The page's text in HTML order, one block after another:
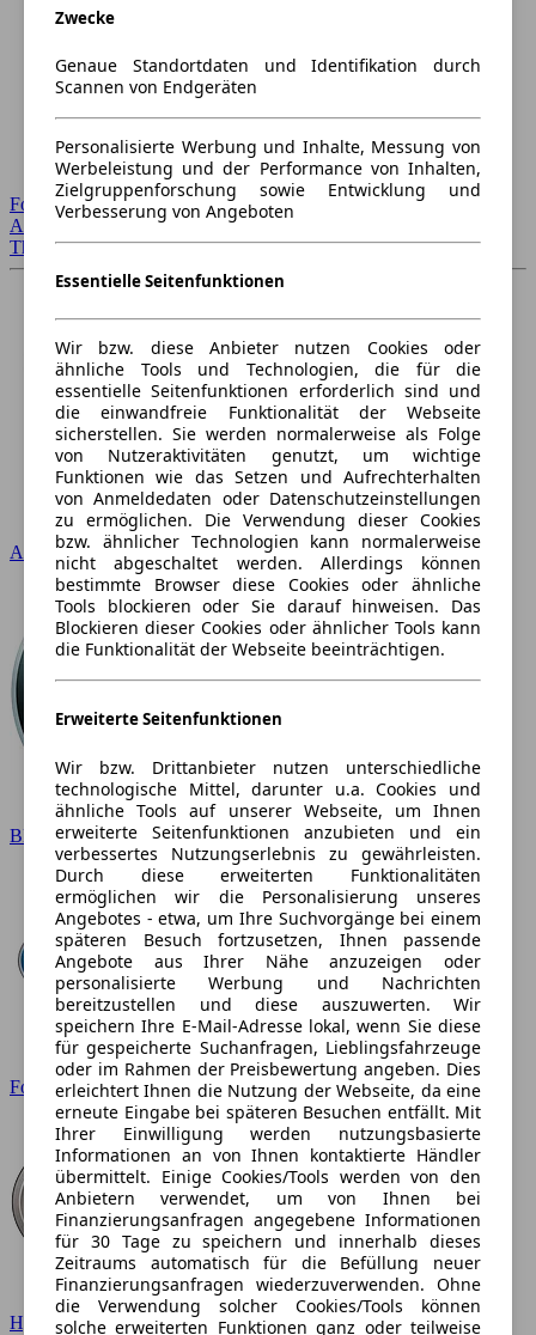
Forum Startseite
Alle Auto-Foren
Themen-Forum
Audi
BMW
Ford
Hyundai
Zwecke
Genaue Standortdaten und Identifikation durch
Scannen von Endgeräten
Personalisierte Werbung und Inhalte, Messung von
Werbeleistung und der Performance von Inhalten,
Zielgruppenforschung sowie Entwicklung und
Verbesserung von Angeboten
Essentielle Seitenfunktionen
Wir bzw. diese Anbieter nutzen Cookies oder
ähnliche Tools und Technologien, die für die
essentielle Seitenfunktionen erforderlich sind und
die einwandfreie Funktionalität der Webseite
sicherstellen. Sie werden normalerweise als Folge
von Nutzeraktivitäten genutzt, um wichtige
Funktionen wie das Setzen und Aufrechterhalten
von Anmeldedaten oder Datenschutzeinstellungen
zu ermöglichen. Die Verwendung dieser Cookies
bzw. ähnlicher Technologien kann normalerweise
nicht abgeschaltet werden. Allerdings können
bestimmte Browser diese Cookies oder ähnliche
Tools blockieren oder Sie darauf hinweisen. Das
Blockieren dieser Cookies oder ähnlicher Tools kann
die Funktionalität der Webseite beeinträchtigen.
Erweiterte Seitenfunktionen
Wir bzw. Drittanbieter nutzen unterschiedliche
technologische Mittel, darunter u.a. Cookies und
ähnliche Tools auf unserer Webseite, um Ihnen
erweiterte Seitenfunktionen anzubieten und ein
verbessertes Nutzungserlebnis zu gewährleisten.
Durch diese erweiterten Funktionalitäten
ermöglichen wir die Personalisierung unseres
Angebotes - etwa, um Ihre Suchvorgänge bei einem
späteren Besuch fortzusetzen, Ihnen passende
Angebote aus Ihrer Nähe anzuzeigen oder
personalisierte Werbung und Nachrichten
bereitzustellen und diese auszuwerten. Wir
speichern Ihre E-Mail-Adresse lokal, wenn Sie diese
für gespeicherte Suchanfragen, Lieblingsfahrzeuge
oder im Rahmen der Preisbewertung angeben. Dies
erleichtert Ihnen die Nutzung der Webseite, da eine
erneute Eingabe bei späteren Besuchen entfällt. Mit
Ihrer Einwilligung werden nutzungsbasierte
Informationen an von Ihnen kontaktierte Händler
übermittelt. Einige Cookies/Tools werden von den
Anbietern verwendet, um von Ihnen bei
Finanzierungsanfragen angegebene Informationen
für 30 Tage zu speichern und innerhalb dieses
Zeitraums automatisch für die Befüllung neuer
Finanzierungsanfragen wiederzuverwenden. Ohne
die Verwendung solcher Cookies/Tools können
solche erweiterten Funktionen ganz oder teilweise